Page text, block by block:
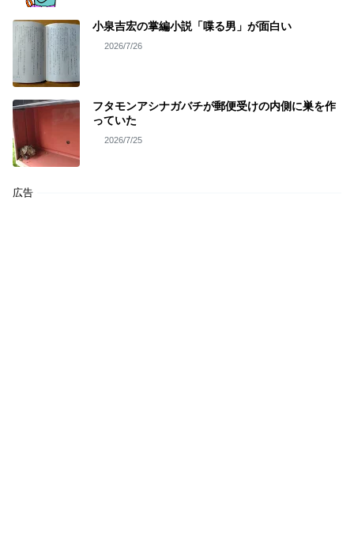
小泉吉宏の掌編小説「喋る男」が面白い
2026/7/26
フタモンアシナガバチが郵便受けの内側に巣を作
っていた
2026/7/25
広告